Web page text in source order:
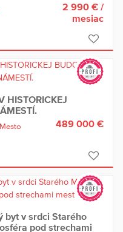
2 990 € /
mesiac
HISTORICKEJ
489 000 €
byt v srdci Starého
pod strechami